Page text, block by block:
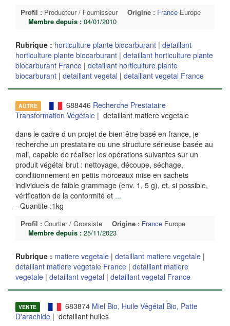
Profil : Producteur / Fournisseur Origine : France Europe
Membre depuis : 04/01/2010
Rubrique : horticulture plante biocarburant | detaillant
horticulture plante biocarburant | detaillant horticulture plante
biocarburant France | detaillant horticulture plante
biocarburant | detaillant vegetal | detaillant vegetal France
AUTRE 688446 Recherche Prestataire
Transformation Végétale | detaillant matiere vegetale
dans le cadre d un projet de bien-être basé en france, je
recherche un prestataire ou une structure sérieuse basée au
mali, capable de réaliser les opérations suivantes sur un
produit végétal brut : nettoyage, découpe, séchage,
conditionnement en petits morceaux mise en sachets
individuels de faible grammage (env. 1, 5 g), et, si possible,
vérification de la conformité et ...
- Quantite :1kg
Profil : Courtier / Grossiste Origine : France Europe
Membre depuis : 25/11/2023
Rubrique : matiere vegetale | detaillant matiere vegetale |
detaillant matiere vegetale France | detaillant matiere
vegetale | detaillant vegetal | detaillant vegetal France
VENTE 683874 Miel Bio, Huile Végétal Bio, Patte
D'arachide | detaillant huiles